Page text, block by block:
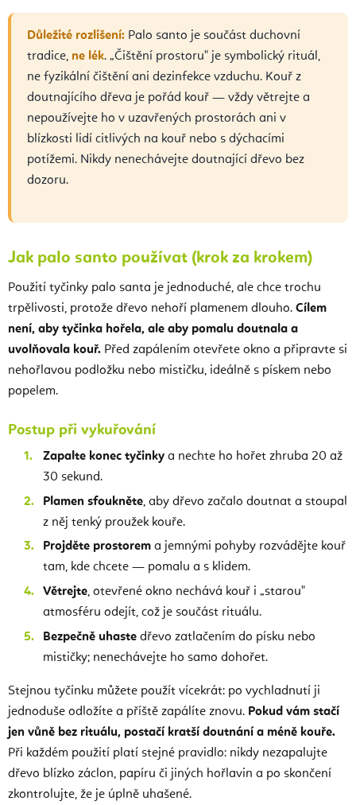
Důležité rozlišení: Palo santo je součást duchovní
tradice, ne lék. „Čištění prostoru" je symbolický rituál,
ne fyzikální čištění ani dezinfekce vzduchu. Kouř z
doutnajícího dřeva je pořád kouř — vždy větrejte a
nepoužívejte ho v uzavřených prostorách ani v
blízkosti lidí citlivých na kouř nebo s dýchacími
potížemi. Nikdy nenechávejte doutnající dřevo bez
dozoru.
Jak palo santo používat (krok za krokem)
Použití tyčinky palo santa je jednoduché, ale chce trochu
trpělivosti, protože dřevo nehoří plamenem dlouho. Cílem
není, aby tyčinka hořela, ale aby pomalu doutnala a
uvolňovala kouř. Před zapálením otevřete okno a připravte si
nehořlavou podložku nebo mističku, ideálně s pískem nebo
popelem.
Postup při vykuřování
Zapalte konec tyčinky a nechte ho hořet zhruba 20 až
30 sekund.
Plamen sfoukněte, aby dřevo začalo doutnat a stoupal
z něj tenký proužek kouře.
Projděte prostorem a jemnými pohyby rozvádějte kouř
tam, kde chcete — pomalu a s klidem.
Větrejte, otevřené okno nechává kouř i „starou"
atmosféru odejít, což je součást rituálu.
Bezpečně uhaste dřevo zatlačením do písku nebo
mističky; nenechávejte ho samo dohořet.
Stejnou tyčinku můžete použít vícekrát: po vychladnutí ji
jednoduše odložíte a příště zapálíte znovu. Pokud vám stačí
jen vůně bez rituálu, postačí kratší doutnání a méně kouře.
Při každém použití platí stejné pravidlo: nikdy nezapalujte
dřevo blízko záclon, papíru či jiných hořlavin a po skončení
zkontrolujte, že je úplně uhašené.